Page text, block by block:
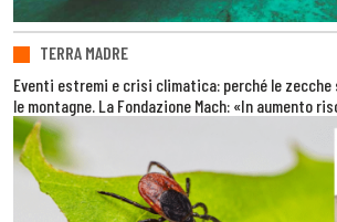
TERRA MADRE
Eventi estremi e crisi climatica: perché le
le montagne. La Fondazione Mach: «In aumento